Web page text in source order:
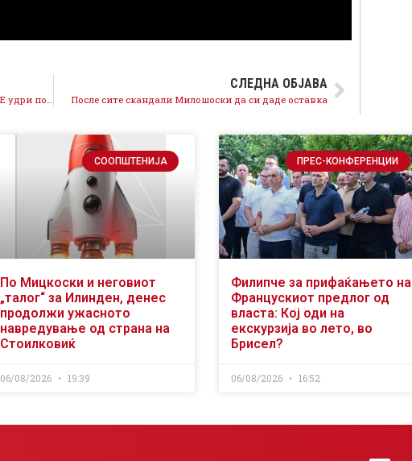
СЛЕДНА ОБЈАВА
После сите скандали Милошоски да си даде оставка
СООПШТЕНИЈА
По Мицкоски и неговиот
„талог“ за Илинден, денес
продолжи ужасното
навредување од страна на
Стоилковиќ
06/08/2026 19:39
ПРЕС-КОНФЕРЕНЦИИ
Филипче за прифаќањето на
Францускиот предлог од
власта: Кој оди на
екскурзија во лето, во
Брисел?
06/08/2026 16:52